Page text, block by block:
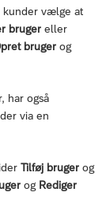
kunder vælge at
bruger eller
bruger og
har også
via en
Tilføj bruger og
og Rediger